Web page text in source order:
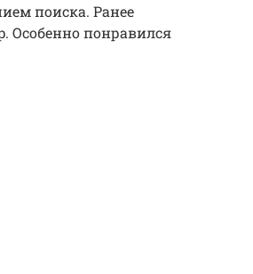
поиска. Ранее
Особенно понравился